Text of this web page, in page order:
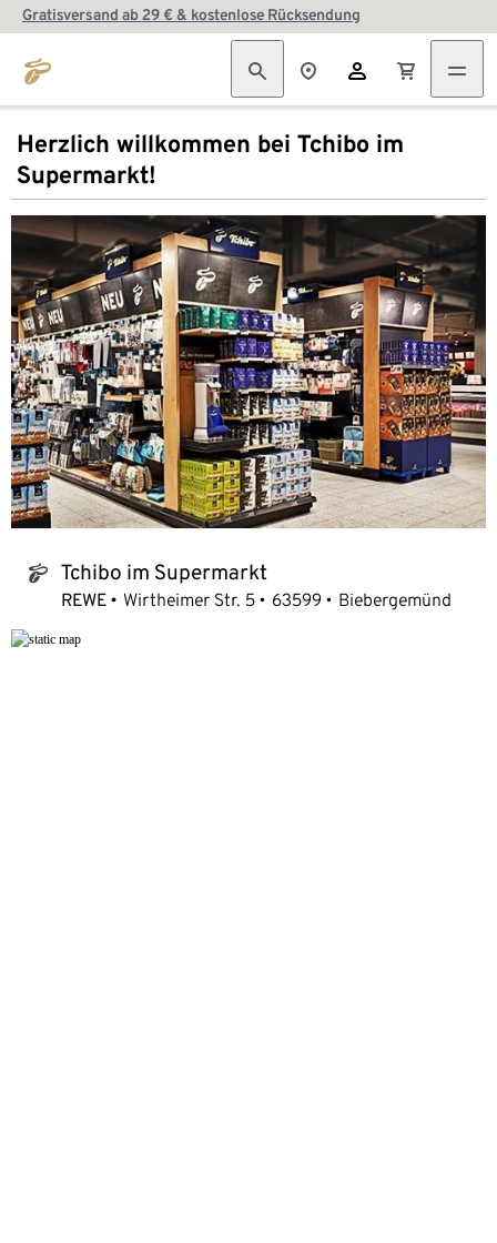
Gratisversand ab 29 € & kostenlose Rücksendung
Herzlich willkommen bei Tchibo im
Supermarkt!
tchibo_logo Tchibo im Supermarkt
REWE Wirtheimer Str. 5 63599 Biebergemünd